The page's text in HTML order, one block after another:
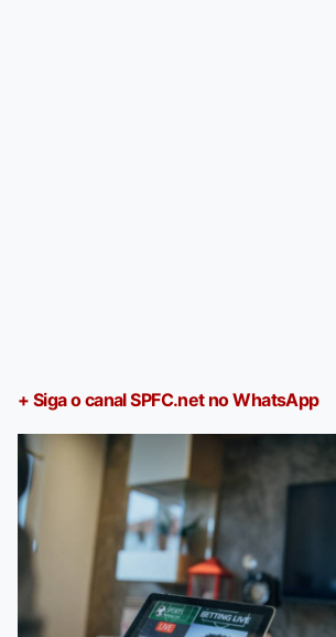
+ Siga o canal SPFC.net no WhatsApp